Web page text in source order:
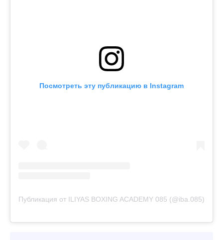
Посмотреть эту публикацию в Instagram
Публикация от ILIYAS BOXING ACADEMY 085 (@iba.085)